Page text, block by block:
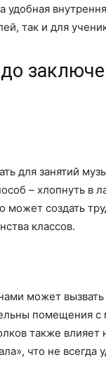
удобная
так и для
для занятий
– хлопнуть в
может создать
классов.
может
помещения с
также влияет
что не всегда